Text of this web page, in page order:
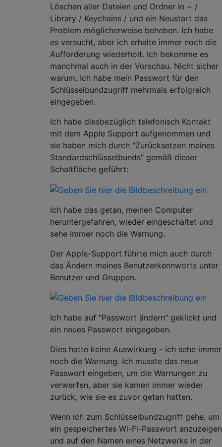
Löschen aller Dateien und Ordner in ~ /
Library / Keychains / und ein Neustart das
Problem möglicherweise beheben. Ich habe
es versucht, aber ich erhalte immer noch die
Aufforderung wiederholt. Ich bekomme es
manchmal auch in der Vorschau. Nicht sicher
warum. Ich habe mein Passwort für den
Schlüsselbundzugriff mehrmals erfolgreich
eingegeben.
Ich habe diesbezüglich telefonisch Kontakt
mit dem Apple Support aufgenommen und
sie haben mich durch "Zurücksetzen meines
Standardschlüsselbunds" gemäß dieser
Schaltfläche geführt:
Ich habe das getan, meinen Computer
heruntergefahren, wieder eingeschaltet und
sehe immer noch die Warnung.
Der Apple-Support führte mich auch durch
das Ändern meines Benutzerkennworts unter
Benutzer und Gruppen.
Ich habe auf "Passwort ändern" geklickt und
ein neues Passwort eingegeben.
Dies hatte keine Auswirkung - ich sehe immer
noch die Warnung. Ich musste das neue
Passwort eingeben, um die Warnungen zu
verwerfen, aber sie kamen immer wieder
zurück, wie sie es zuvor getan hatten.
Wenn ich zum Schlüsselbundzugriff gehe, um
ein gespeichertes Wi-Fi-Passwort anzuzeigen
und auf den Namen eines Netzwerks in der